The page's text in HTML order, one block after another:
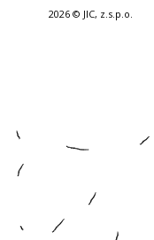
2026 © JIC, z.s.p.o.